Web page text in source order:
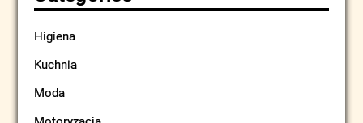
Higiena
Kuchnia
Moda